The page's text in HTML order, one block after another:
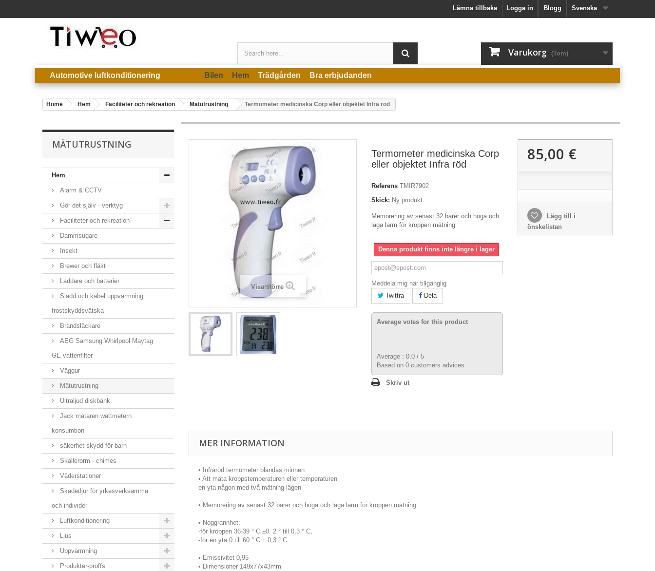
Svenska
Blogg
Logga in
Lämna tillbaka
Varukorg (Tom)
Automotive luftkonditionering Bilen Hem Trädgården Bra erbjudanden
Home Hem Faciliteter och rekreation Mätutrustning Termometer medicinska Corp eller objektet Infra röd
MÄTUTRUSTNING
Hem
Alarm & CCTV
Gör det själv - verktyg
Faciliteter och rekreation
Dammsugare
Insekt
Brewer och fläkt
Laddare och batterier
Sladd och kabel uppvärmning
frostskyddsvätska
Brandsläckare
AEG Samsung Whirlpool Maytag
GE vattenfilter
Väggur
Mätutrustning
Ultraljud diskbänk
Jack mätaren wattmetern
konsumtion
säkerhet skydd för barn
Skallerorm - chimes
Väderstationer
Skadedjur för yrkesverksamma
och individer
Luftkonditionering
Ljus
Uppvärmning
Produkter-proffs
Visa större
Termometer medicinska Corp
eller objektet Infra röd
Referens TMIR7902
Skick: Ny produkt
Memorering av senast 32 barer och höga och
låga larm för kroppen mätning
Denna produkt finns inte längre i lager
Meddela mig när tillgänglig
Twittra
Dela
Average votes for this product
Average : 0.0 / 5
Based on 0 customers advices.
Skriv ut
85,00 €
Lägg till i
önskelistan
MER INFORMATION
• Infraröd termometer blandas minnen
• Att mäta kroppstemperaturen eller temperaturen
en yta någon med två mätning lägen
• Memorering av senast 32 barer och höga och låga larm för kroppen mätning.
• Noggrannhet:
-för kroppen 36-39 ° C ±0. 2 ° till 0,3 ° C,
-för en yta 0 till 60 ° C ± 0,3 ° C
• Emissivitet 0,95
• Dimensioner 149x77x43mm